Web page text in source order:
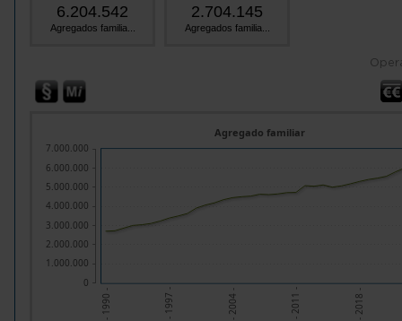
6.204.542
Agregados familia...
2.704.145
Agregados familia...
- 1990 - - 1997 - - 2004 - - 2011 - - 2018 -
Agregado familiar
0
1.000.000
2.000.000
3.000.000
4.000.000
5.000.000
6.000.000
7.000.000